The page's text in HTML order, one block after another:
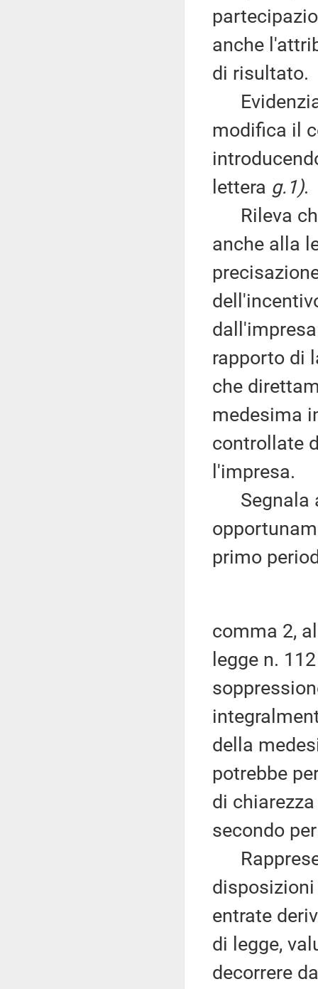
anche
di risultato.
modifica il
lettera g.1).
Rileva
anche alla
rapporto di
che
medesima
controllate
l'impresa.
Segnala
primo
comma 2,
legge n.
della
potrebbe
di
secondo
entrate
di legge,
decorrere